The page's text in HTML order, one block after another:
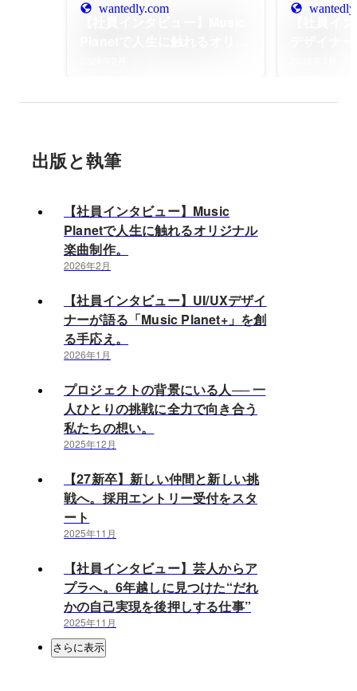
wantedly.com
出版と執筆
【社員インタビュー】Music
Planetで人生に触れるオリジナル
楽曲制作。
2026年2月
【社員インタビュー】UI/UXデザイ
ナーが語る「Music Planet+」を創
る手応え。
2026年1月
プロジェクトの背景にいる人── 一
人ひとりの挑戦に全力で向き合う
私たちの想い。
2025年12月
【27新卒】新しい仲間と新しい挑
戦へ。採用エントリー受付をスタ
ート
2025年11月
【社員インタビュー】芸人からア
プラへ。6年越しに見つけた“だれ
かの自己実現を後押しする仕事”
2025年11月
さらに表示